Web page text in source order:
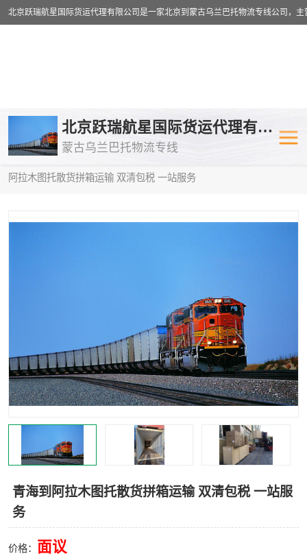
北京跃瑞航星国际货运代理有限公司
蒙古乌兰巴托物流专线
阿拉木图托散货拼箱运输 双清包税 一站服务
青海到阿拉木图托散货拼箱运输 双清包税 一站服
务
价格： 面议
乌兰巴托物流专线 乌兰巴托铁
乌兰巴托公路运输
中欧班列
蒙古乌兰巴托双清包税 蒙古乌兰巴